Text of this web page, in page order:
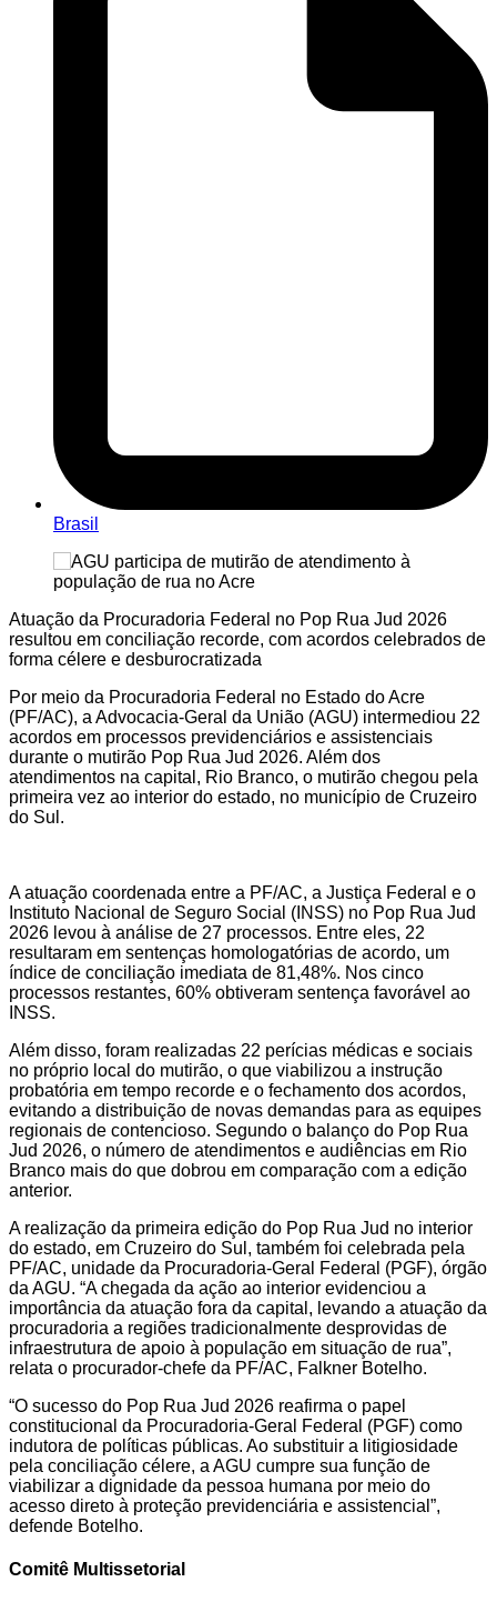
Brasil
Atuação da Procuradoria Federal no Pop Rua Jud 2026
resultou em conciliação recorde, com acordos celebrados de
forma célere e desburocratizada
Por meio da Procuradoria Federal no Estado do Acre
(PF/AC), a Advocacia-Geral da União (AGU) intermediou 22
acordos em processos previdenciários e assistenciais
durante o mutirão Pop Rua Jud 2026. Além dos
atendimentos na capital, Rio Branco, o mutirão chegou pela
primeira vez ao interior do estado, no município de Cruzeiro
do Sul.
A atuação coordenada entre a PF/AC, a Justiça Federal e o
Instituto Nacional de Seguro Social (INSS) no Pop Rua Jud
2026 levou à análise de 27 processos. Entre eles, 22
resultaram em sentenças homologatórias de acordo, um
índice de conciliação imediata de 81,48%. Nos cinco
processos restantes, 60% obtiveram sentença favorável ao
INSS.
Além disso, foram realizadas 22 perícias médicas e sociais
no próprio local do mutirão, o que viabilizou a instrução
probatória em tempo recorde e o fechamento dos acordos,
evitando a distribuição de novas demandas para as equipes
regionais de contencioso. Segundo o balanço do Pop Rua
Jud 2026, o número de atendimentos e audiências em Rio
Branco mais do que dobrou em comparação com a edição
anterior.
A realização da primeira edição do Pop Rua Jud no interior
do estado, em Cruzeiro do Sul, também foi celebrada pela
PF/AC, unidade da Procuradoria-Geral Federal (PGF), órgão
da AGU. “A chegada da ação ao interior evidenciou a
importância da atuação fora da capital, levando a atuação da
procuradoria a regiões tradicionalmente desprovidas de
infraestrutura de apoio à população em situação de rua”,
relata o procurador-chefe da PF/AC, Falkner Botelho.
“O sucesso do Pop Rua Jud 2026 reafirma o papel
constitucional da Procuradoria-Geral Federal (PGF) como
indutora de políticas públicas. Ao substituir a litigiosidade
pela conciliação célere, a AGU cumpre sua função de
viabilizar a dignidade da pessoa humana por meio do
acesso direto à proteção previdenciária e assistencial”,
defende Botelho.
Comitê Multissetorial